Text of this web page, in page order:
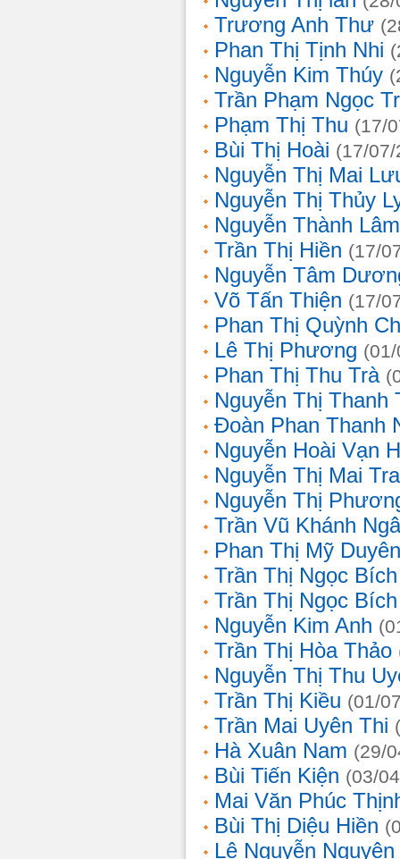
Trương Anh Thư
Phan Thị Tịnh Nhi
Nguyễn Kim Thúy
Trần Phạm Ngọc
Phạm Thị Thu (17/
Bùi Thị Hoài (17/
Nguyễn Thị Mai
Nguyễn Thị Thủy
Nguyễn Thành Lâm
Trần Thị Hiền (17/
Nguyễn Tâm
Võ Tấn Thiện (17/
Phan Thị Quỳnh
Lê Thị Phương
Phan Thị Thu Trà
Nguyễn Thị Thanh
Đoàn Phan Thanh
Nguyễn Hoài Vạn
Nguyễn Thị Mai
Nguyễn Thị
Trần Vũ Khánh
Phan Thị Mỹ Duyên
Trần Thị Ngọc Bích
Trần Thị Ngọc Bích
Nguyễn Kim Anh
Trần Thị Hòa Thảo
Nguyễn Thị Thu
Trần Thị Kiều (01/
Trần Mai Uyên Thi
Hà Xuân Nam (29/
Bùi Tiến Kiện (03/
Mai Văn Phúc
Bùi Thị Diệu Hiền
Lê Nguyễn